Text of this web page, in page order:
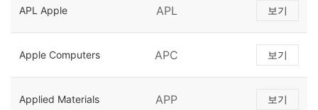
APL Apple APL 보기
Apple Computers APC 보기
Applied Materials APP 보기